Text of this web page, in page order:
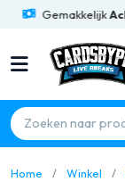
Gemakkelijk
Home Winkel